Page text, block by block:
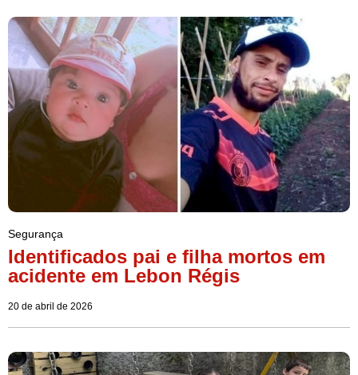
Segurança
Identificados pai e filha mortos em
acidente em Lebon Régis
20 de abril de 2026